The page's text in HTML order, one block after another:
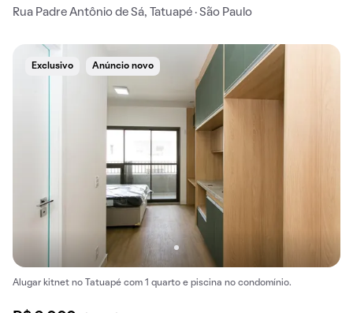
Rua Padre Antônio de Sá, Tatuapé · São Paulo
Exclusivo Anúncio novo
Alugar kitnet no Tatuapé com 1 quarto e piscina no condomínio.